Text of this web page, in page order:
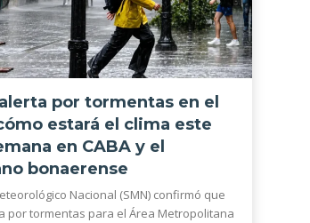
por tormentas en el
estará el clima este
en CABA y el
bonaerense
Nacional (SMN) confirmó que
por tormentas para el Área Metropolitana